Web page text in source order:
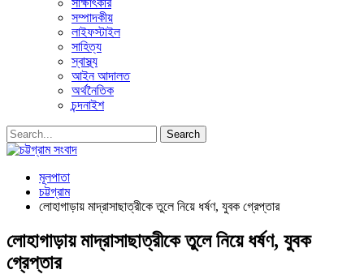
সাক্ষাৎকার
সম্পাদকীয়
লাইফস্টাইল
সাহিত্য
স্বাস্থ্য
আইন আদালত
অর্থনৈতিক
চন্দনাইশ
মূলপাতা
চট্টগ্রাম
লোহাগাড়ায় মাদ্রাসাছাত্রীকে তুলে নিয়ে ধর্ষণ, যুবক গ্রেপ্তার
লোহাগাড়ায় মাদ্রাসাছাত্রীকে তুলে নিয়ে ধর্ষণ, যুবক
গ্রেপ্তার